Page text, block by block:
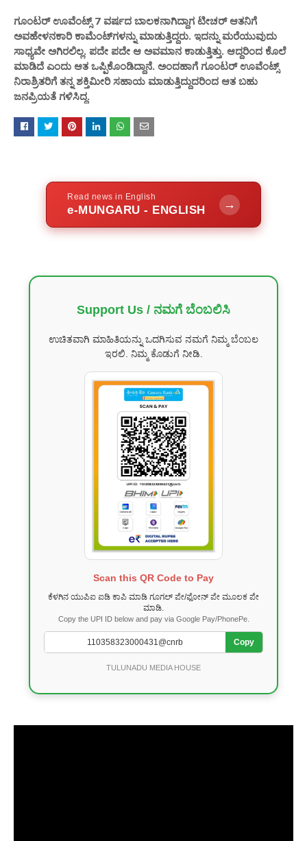
ಗೂಂಟರ್ ಊವೆಂಟ್ಸ್‌ 7 ವರ್ಷದ ಬಾಲಕನಾಗಿದ್ದಾಗ ಟೀಚರ್ ಆತನಿಗೆ
ಅವಹೇಳನಕಾರಿ ಕಾಮೆಂಟ್​ಗಳನ್ನು ಮಾಡುತ್ತಿದ್ದರು. ಇದನ್ನು ಮರೆಯುವುದು
ಸಾಧ್ಯವೇ ಅಗಿರಲಿಲ್ಲ. ಪದೇ ಪದೇ ಆ ಅವಮಾನ ಕಾಡುತ್ತಿತ್ತು. ಆದ್ದರಿಂದ ಕೊಲೆ
ಮಾಡಿದೆ ಎಂದು ಆತ ಒಪ್ಪಿಕೊಂಡಿದ್ದಾನೆ. ಅಂದಹಾಗೆ ಗೂಂಟರ್ ಊವೆಂಟ್ಸ್
ನಿರಾಶ್ರಿತರಿಗೆ ತನ್ನ ಶಕ್ತಿಮೀರಿ ಸಹಾಯ ಮಾಡುತ್ತಿದ್ದುದರಿಂದ ಆತ ಬಹು
ಜನಪ್ರಿಯತೆ ಗಳಿಸಿದ್ದ.
Read news in English
e-MUNGARU - ENGLISH →
Support Us / ನಮಗೆ ಬೆಂಬಲಿಸಿ
ಉಚಿತವಾಗಿ ಮಾಹಿತಿಯನ್ನು ಒದಗಿಸುವ ನಮಗೆ ನಿಮ್ಮ ಬೆಂಬಲ
ಇರಲಿ. ನಿಮ್ಮ ಕೊಡುಗೆ ನೀಡಿ.
Scan this QR Code to Pay
ಕೆಳಗಿನ ಯುಪಿಐ ಐಡಿ ಕಾಪಿ ಮಾಡಿ ಗೂಗಲ್ ಪೇ/ಫೋನ್ ಪೇ ಮೂಲಕ ಪೇ
ಮಾಡಿ.
Copy the UPI ID below and pay via Google Pay/PhonePe.
Copy
TULUNADU MEDIA HOUSE